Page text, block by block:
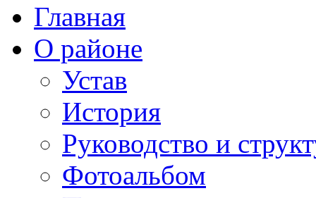
Главная
О районе
Устав
История
Руководство и
Фотоальбом